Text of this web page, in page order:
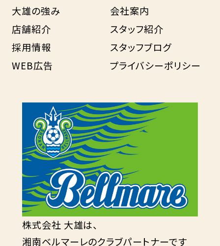
大雄の強み
会社案内
店舗紹介
スタッフ紹介
採用情報
スタッフブログ
WEB広告
プライバシーポリシー
株式会社 大雄は、
湘南ベルマーレのクラブパートナーです